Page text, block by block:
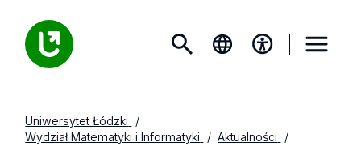
Uniwersytet Łódzki
Wydział Matematyki i Informatyki
Aktualności